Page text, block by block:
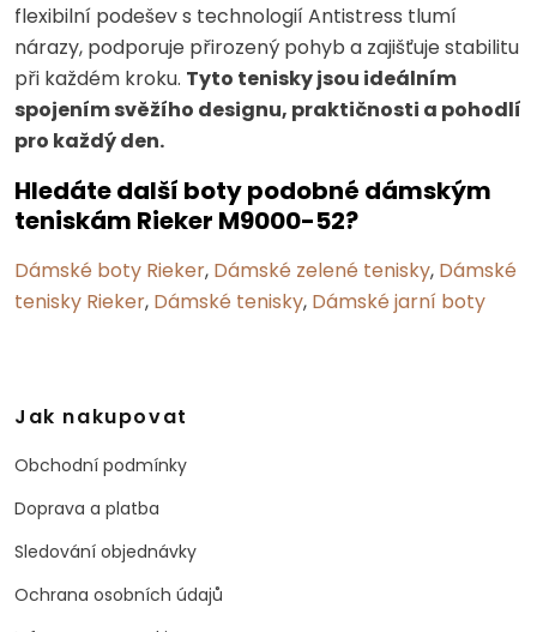
flexibilní podešev s technologií Antistress tlumí
nárazy, podporuje přirozený pohyb a zajišťuje stabilitu
při každém kroku. Tyto tenisky jsou ideálním
spojením svěžího designu, praktičnosti a pohodlí
pro každý den.
Hledáte další boty podobné dámským
teniskám Rieker M9000-52?
Dámské boty Rieker, Dámské zelené tenisky, Dámské
tenisky Rieker, Dámské tenisky, Dámské jarní boty
Jak nakupovat
Obchodní podmínky
Doprava a platba
Sledování objednávky
Ochrana osobních údajů